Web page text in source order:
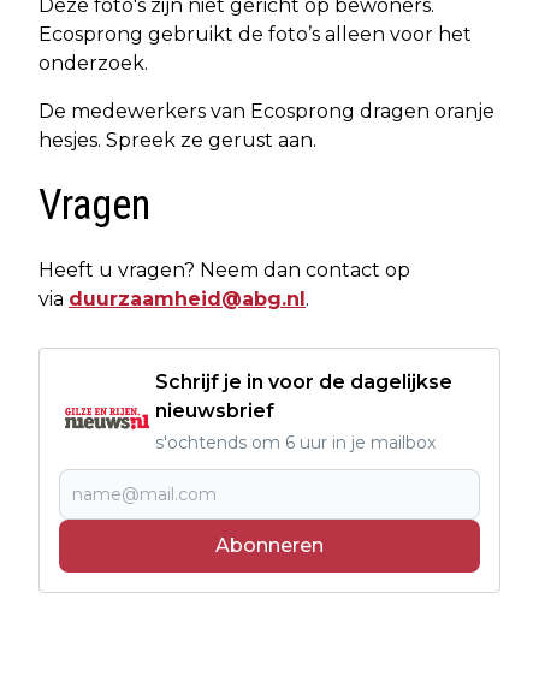
Deze foto's zijn niet gericht op bewoners.
Ecosprong gebruikt de foto’s alleen voor het
onderzoek.
De medewerkers van Ecosprong dragen oranje
hesjes. Spreek ze gerust aan.
Vragen
Heeft u vragen? Neem dan contact op
via duurzaamheid@abg.nl .
Schrijf je in voor de dagelijkse
nieuwsbrief
s'ochtends om 6 uur in je mailbox
Abonneren